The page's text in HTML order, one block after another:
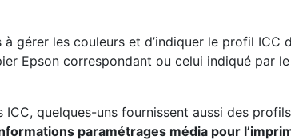
gérer les couleurs et d’indiquer le profil ICC
Epson correspondant ou celui indiqué par
quelques-uns fournissent aussi des
paramétrages média pour